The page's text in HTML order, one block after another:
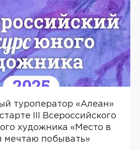
туроператор «Алеан»
III Всероссийского
художника «Место в
мечтаю побывать»